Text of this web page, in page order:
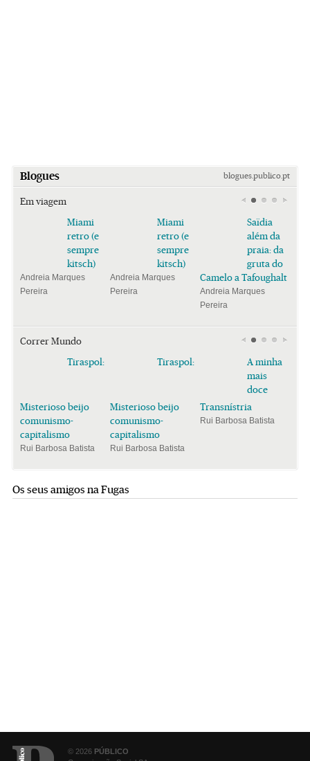
Blogues blogues.publico.pt
Em viagem
Miami
retro (e
sempre
kitsch)
Andreia Marques
Pereira
Miami
retro (e
sempre
kitsch)
Andreia Marques
Pereira
Saïdia
além da
praia: da
gruta do
Camelo a Tafoughalt
Andreia Marques
Pereira
Correr Mundo
Tiraspol:
Misterioso beijo
comunismo-
capitalismo
Rui Barbosa Batista
Tiraspol:
Misterioso beijo
comunismo-
capitalismo
Rui Barbosa Batista
A minha
mais
doce
Transnístria
Rui Barbosa Batista
Os seus amigos na Fugas
© 2026 PÚBLICO